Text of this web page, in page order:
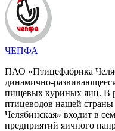
ЧЕПФА
ПАО «Птицефабрика
динамично-
пищевых куриных яиц. В
птицеводов нашей
Челябинская» входит в
предприятий яичного